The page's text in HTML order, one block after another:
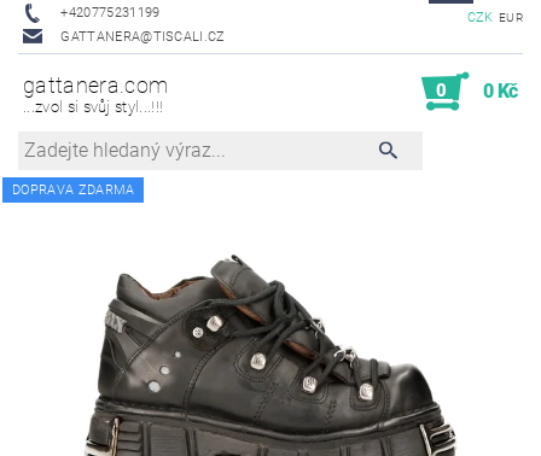
+420775231199
GATTANERA@TISCALI.CZ
CZK EUR
gattanera.com
...zvol si svůj styl...!!!
0 0 Kč
DOPRAVA ZDARMA